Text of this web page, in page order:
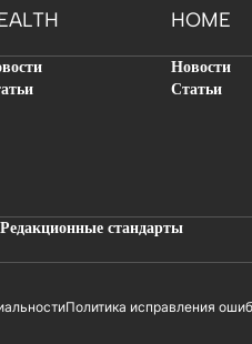
HOME
Новости
Статьи
Редакционные стандарты
Политика исправления